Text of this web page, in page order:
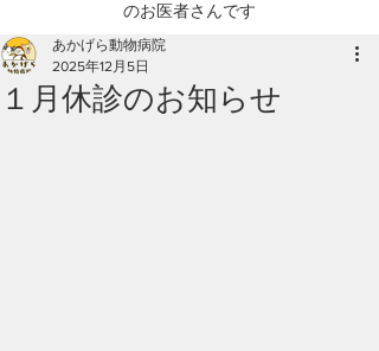
のお医者さんです
１月休診のお知らせ
あかげら動物病院
2025年12月5日